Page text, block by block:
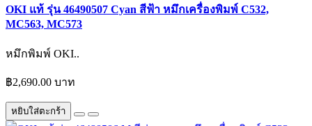
OKI แท้ รุ่น 46490507 Cyan สีฟ้า หมึกเครื่องพิมพ์ C532,
MC563, MC573
หมึกพิมพ์ OKI..
฿2,690.00 บาท
หยิบใส่ตะกร้า